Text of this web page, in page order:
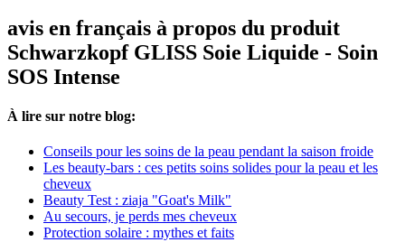
avis en français à propos du produit
Schwarzkopf GLISS Soie Liquide - Soin
SOS Intense
À lire sur notre blog:
Conseils pour les soins de la peau pendant la saison froide
Les beauty-bars : ces petits soins solides pour la peau et les
cheveux
Beauty Test : ziaja "Goat's Milk"
Au secours, je perds mes cheveux
Protection solaire : mythes et faits